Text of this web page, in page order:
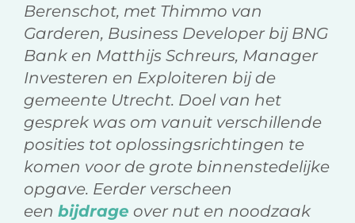
Berenschot, met Thimmo van
Garderen, Business Developer bij BNG
Bank en Matthijs Schreurs, Manager
Investeren en Exploiteren bij de
gemeente Utrecht. Doel van het
gesprek was om vanuit verschillende
posities tot oplossingsrichtingen te
komen voor de grote binnenstedelijke
opgave. Eerder verscheen
een bijdrage over nut en noodzaak